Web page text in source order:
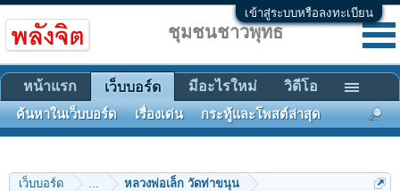
เข้าสู่ระบบหรือลงทะเบียน
เว็บบอร์ด ... หลวงพ่อเล็ก วัดท่าขนุน
ชุมชนชาวพุทธ
หน้าแรก เว็บบอร์ด
ค้นหาในเว็บบอร์ด เรื่องเด่น กระทู้และโพสต์ล่าสุด
มีอะไรใหม่ วิดีโอ